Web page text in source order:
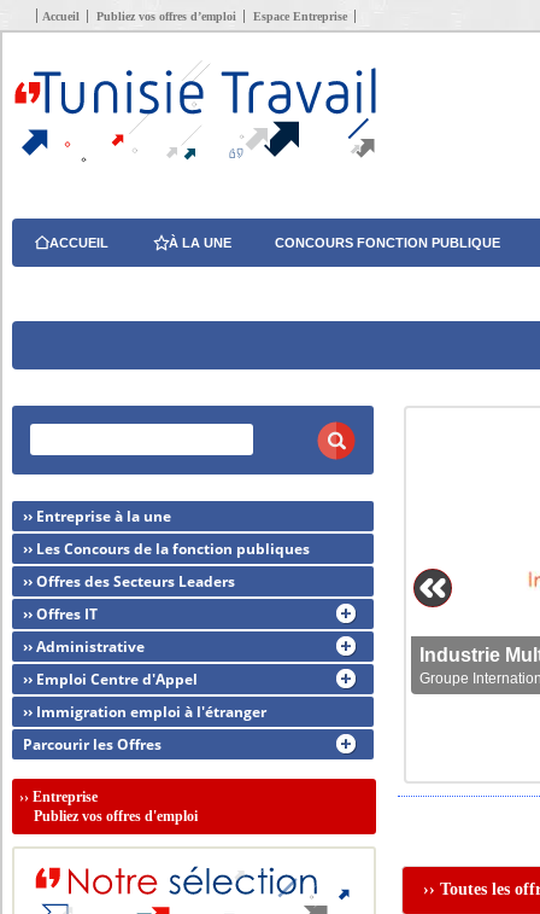
Accueil Publiez vos offres d’emploi Espace Entreprise
ACCUEIL À LA UNE CONCOURS FONCTION PUBLIQUE
Groupe
›› Toutes les
›› Entreprise à la une
›› Les Concours de la fonction publiques
›› Offres des Secteurs Leaders
›› Offres IT
›› Administrative
›› Emploi Centre d'Appel
›› Immigration emploi à l'étranger
Parcourir les Offres
››Entreprise
Publiez vos offres d'emploi